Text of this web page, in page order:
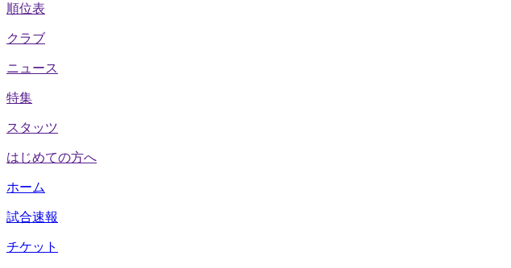
順位表
クラブ
ニュース
特集
スタッツ
はじめての方へ
ホーム
試合速報
チケット